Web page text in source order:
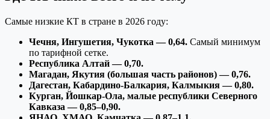
Самые низкие КТ в стране в 2026 году:
Чечня, Ингушетия, Чукотка — 0,64. Самый минимум
по тарифной сетке.
Республика Алтай — 0,70.
Магадан, Якутия (большая часть районов) — 0,76.
Дагестан, Кабардино-Балкария, Калмыкия — 0,80.
Курган, Йошкар-Ола, малые республики Северного
Кавказа — 0,85–0,90.